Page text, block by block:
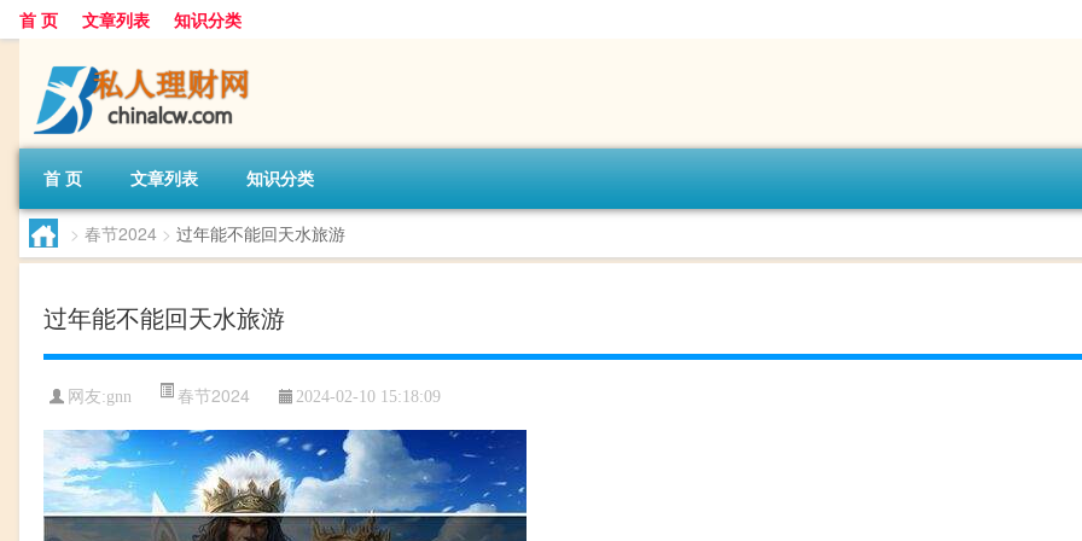
首 页 文章列表 知识分类
首 页 文章列表 知识分类
> 春节2024 > 过年能不能回天水旅游
过年能不能回天水旅游
网友:gnn 春节2024 2024-02-10 15:18:09